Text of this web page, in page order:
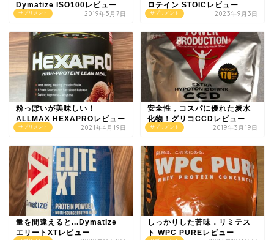
サプリメント
Dymatize ISO100レビュー
2019年5月7日 サプリメント
ロテイン STOICレビュー
2023年9月3日
サプリメント
粉っぽいが美味しい！
ALLMAX HEXAPROレビュー
2021年4月19日 サプリメント
安全性，コスパに優れた炭水
化物！グリコCCDレビュー
2019年3月19日
量を間違えると...Dymatize
エリートXTレビュー
しっかりした苦味．リミテス
ト WPC PUREレビュー